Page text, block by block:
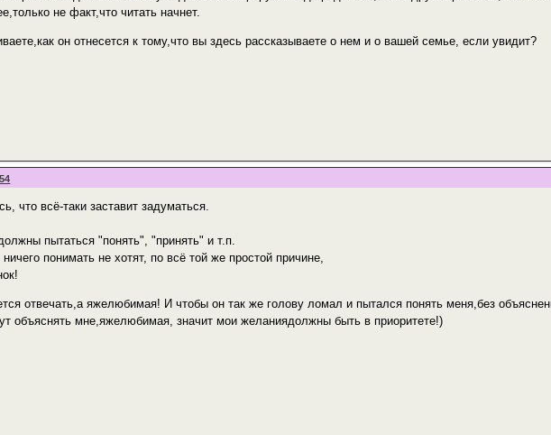
не факт,что читать начнет.
он отнесется к тому,что вы здесь рассказываете о нем и о вашей семье, если увидит?
что всё-таки заставит задуматься.
пытаться "понять", "принять" и т.п.
понимать не хотят, по всё той же простой причине,
отвечать,а яжелюбимая! И чтобы он так же голову ломал и пытался понять меня,без
объяснять мне,яжелюбимая, значит мои желаниядолжны быть в приоритете!)